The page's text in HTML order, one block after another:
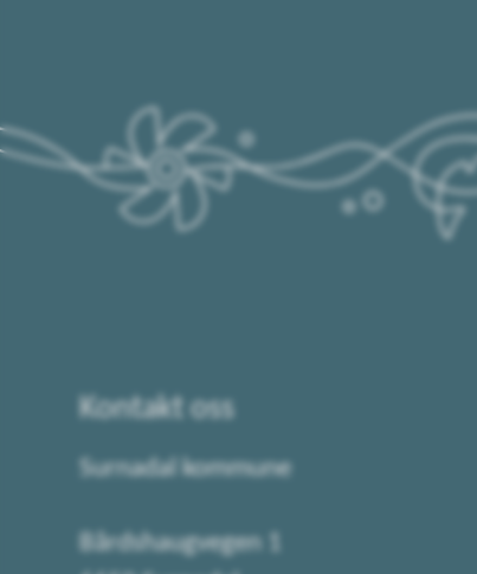
Kontakt oss
Surnadal kommune
Bårdshaugvegen 1